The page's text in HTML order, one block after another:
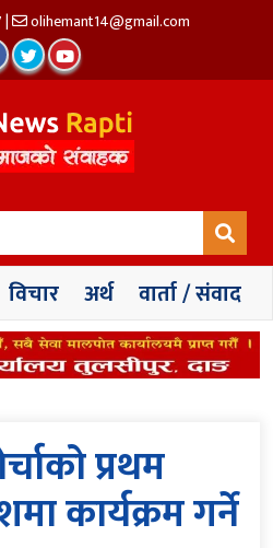
| olihemant14@gmail.com
विचार अर्थ वार्ता / संवाद
प्रथम
कार्यक्रम गर्ने